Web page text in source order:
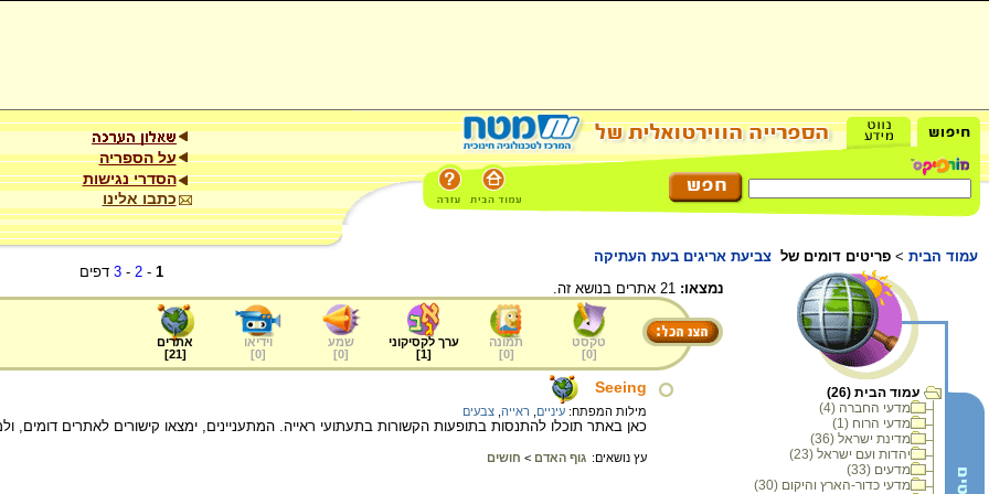
על הספריה
הסדרי נגישות
כתבו אלינו
עמוד הבית > פריטים דומים של צביעת אריגים בעת העתיקה
עמוד הבית (26)
מדעי החברה (4)
מדעי הרוח (1)
מדינת ישראל (36)
יהדות ועם ישראל (23)
מדעים (33)
מדעי כדור-הארץ והיקום (30)
1
-
2
-
3 דפים
נמצאו:
טקסט
[
0
]
תמונה
[
0
]
ערך לקסיקוני
[
1
]
שמע
[
0
]
וידיאו
[
0
]
אתרים
[
21
]
Seeing
מילות המפתח: עיניים ראייה צבעים
כאן באתר תוכלו להתנסות בתופעות הקשורות בתעתועי ראייה. המתעניינים, ימצאו קישורים לאתרים דומים,
עץ נושאים: גוף האדם > חושים